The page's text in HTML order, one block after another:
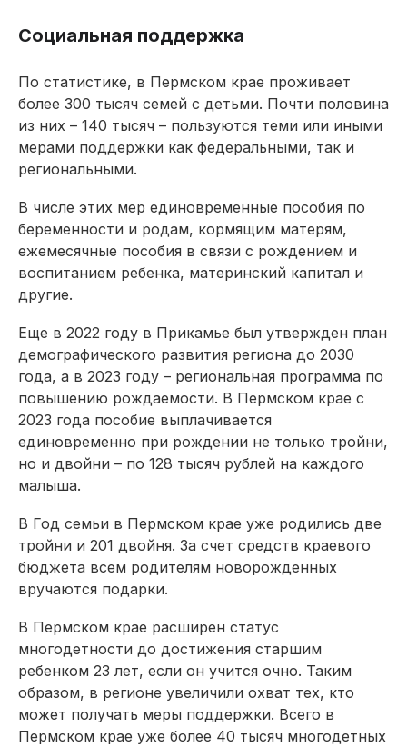
Социальная поддержка
По статистике, в Пермском крае проживает
более 300 тысяч семей с детьми. Почти половина
из них – 140 тысяч – пользуются теми или иными
мерами поддержки как федеральными, так и
региональными.
В числе этих мер единовременные пособия по
беременности и родам, кормящим матерям,
ежемесячные пособия в связи с рождением и
воспитанием ребенка, материнский капитал и
другие.
Еще в 2022 году в Прикамье был утвержден план
демографического развития региона до 2030
года, а в 2023 году – региональная программа по
повышению рождаемости. В Пермском крае с
2023 года пособие выплачивается
единовременно при рождении не только тройни,
но и двойни – по 128 тысяч рублей на каждого
малыша.
В Год семьи в Пермском крае уже родились две
тройни и 201 двойня. За счет средств краевого
бюджета всем родителям новорожденных
вручаются подарки.
В Пермском крае расширен статус
многодетности до достижения старшим
ребенком 23 лет, если он учится очно. Таким
образом, в регионе увеличили охват тех, кто
может получать меры поддержки. Всего в
Пермском крае уже более 40 тысяч многодетных